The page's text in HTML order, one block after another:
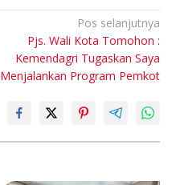
Pos selanjutnya
Pjs. Wali Kota Tomohon :
Kemendagri Tugaskan Saya
Menjalankan Program Pemkot